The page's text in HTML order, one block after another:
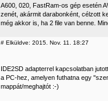
A600, 020, FastRam-os gép esetén
zenét, akármit darabonként, célzott
még akkor is, ha 2 file van benne.
# Elküldve: 2015. Nov. 11. 18:27
IDE2SD adapterrel kapcsolatban
a PC-hez, amelyen futhatna egy
mappát/meghajtót :-)